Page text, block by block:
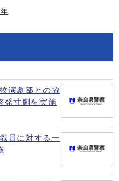
演劇部との協
発寸劇を実施
員に対する一